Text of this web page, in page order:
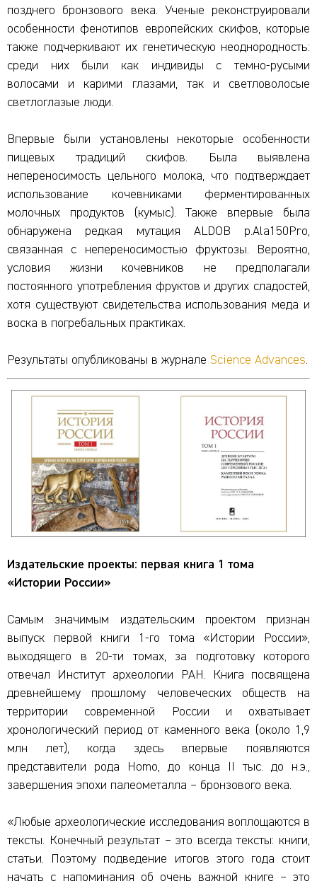
позднего бронзового века. Ученые реконструировали
особенности фенотипов европейских скифов, которые
также подчеркивают их генетическую неоднородность:
среди них были как индивиды с темно-русыми
волосами и карими глазами, так и светловолосые
светлоглазые люди.
Впервые были установлены некоторые особенности
пищевых традиций скифов. Была выявлена
непереносимость цельного молока, что подтверждает
использование кочевниками ферментированных
молочных продуктов (кумыс). Также впервые была
обнаружена редкая мутация ALDOB p.Ala150Pro,
связанная с непереносимостью фруктозы. Вероятно,
условия жизни кочевников не предполагали
постоянного употребления фруктов и других сладостей,
хотя существуют свидетельства использования меда и
воска в погребальных практиках.
Результаты опубликованы в журнале Science Advances
Издательские проекты: первая книга 1 тома
«Истории России»
Самым значимым издательским проектом признан
выпуск первой книги 1-го тома «Истории России»,
выходящего в 20-ти томах, за подготовку которого
отвечал Институт археологии РАН. Книга посвящена
древнейшему прошлому человеческих обществ на
территории современной России и охватывает
хронологический период от каменного века (около 1,9
млн лет), когда здесь впервые появляются
представители рода Homo, до конца II тыс. до н.э.,
завершения эпохи палеометалла – бронзового века.
«Любые археологические исследования воплощаются в
тексты. Конечный результат – это всегда тексты: книги,
статьи. Поэтому подведение итогов этого года стоит
начать с напоминания об очень важной книге – это